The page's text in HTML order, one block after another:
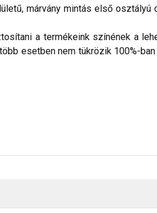
márvány mintás első osztályú
a termékeink színének a
esetben nem tükrözik 100%-